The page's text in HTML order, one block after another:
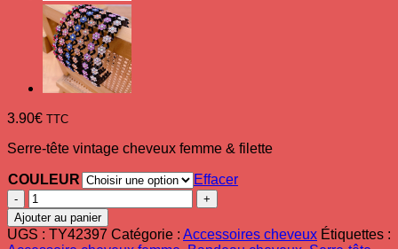
3.90€ TTC
Serre-tête vintage cheveux femme & filette
COULEUR
Effacer
quantité
de
Serre-
tête
Ajouter au panier
UGS : TY42397 Catégorie : Accessoires cheveux Étiquettes :